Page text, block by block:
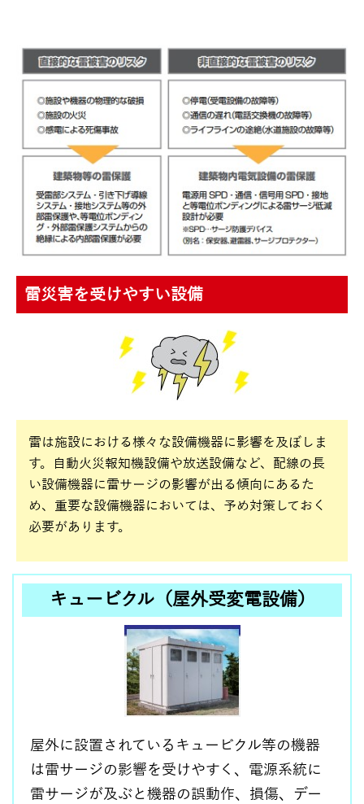
雷災害を受けやすい設備
雷は施設における様々な設備機器に影響を及ぼしま
す。自動火災報知機設備や放送設備など、配線の長
い設備機器に雷サージの影響が出る傾向にあるた
め、重要な設備機器においては、予め対策しておく
必要があります。
キュービクル（屋外受変電設備）
屋外に設置されているキュービクル等の機器
は雷サージの影響を受けやすく、電源系統に
雷サージが及ぶと機器の誤動作、損傷、デー